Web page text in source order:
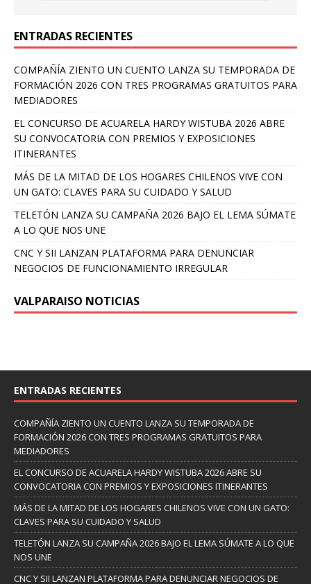
ENTRADAS RECIENTES
COMPAÑÍA ZIENTO UN CUENTO LANZA SU TEMPORADA DE
FORMACIÓN 2026 CON TRES PROGRAMAS GRATUITOS PARA
MEDIADORES
EL CONCURSO DE ACUARELA HARDY WISTUBA 2026 ABRE
SU CONVOCATORIA CON PREMIOS Y EXPOSICIONES
ITINERANTES
MÁS DE LA MITAD DE LOS HOGARES CHILENOS VIVE CON
UN GATO: CLAVES PARA SU CUIDADO Y SALUD
TELETÓN LANZA SU CAMPAÑA 2026 BAJO EL LEMA SÚMATE
A LO QUE NOS UNE
CNC Y SII LANZAN PLATAFORMA PARA DENUNCIAR
NEGOCIOS DE FUNCIONAMIENTO IRREGULAR
VALPARAISO NOTICIAS
ENTRADAS RECIENTES
COMPAÑÍA ZIENTO UN CUENTO LANZA SU TEMPORADA DE
FORMACIÓN 2026 CON TRES PROGRAMAS GRATUITOS PARA
MEDIADORES
EL CONCURSO DE ACUARELA HARDY WISTUBA 2026 ABRE SU
CONVOCATORIA CON PREMIOS Y EXPOSICIONES ITINERANTES
MÁS DE LA MITAD DE LOS HOGARES CHILENOS VIVE CON UN GATO:
CLAVES PARA SU CUIDADO Y SALUD
TELETÓN LANZA SU CAMPAÑA 2026 BAJO EL LEMA SÚMATE A LO QUE
NOS UNE
CNC Y SII LANZAN PLATAFORMA PARA DENUNCIAR NEGOCIOS DE